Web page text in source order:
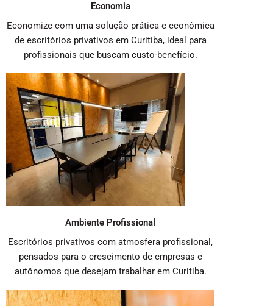
Economia
Economize com uma solução prática e econômica
de escritórios privativos em Curitiba, ideal para
profissionais que buscam custo-benefício.
Ambiente Profissional
Escritórios privativos com atmosfera profissional,
pensados para o crescimento de empresas e
autônomos que desejam trabalhar em Curitiba.